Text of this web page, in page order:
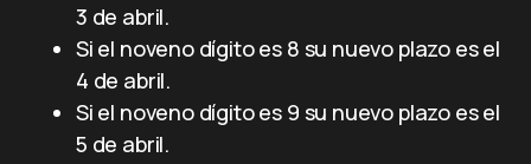
3 de abril.
Si el noveno dígito es 8 su nuevo plazo es el
4 de abril.
Si el noveno dígito es 9 su nuevo plazo es el
5 de abril.